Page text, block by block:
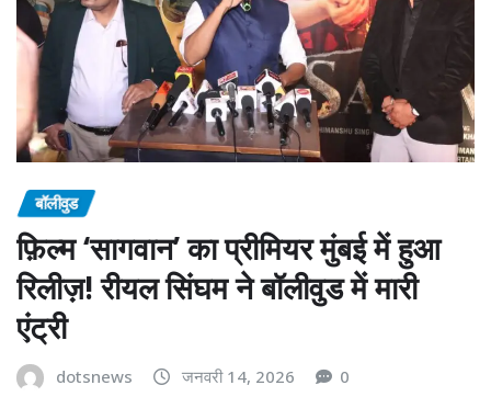
बॉलीवुड
फ़िल्म ‘सागवान’ का प्रीमियर मुंबई में हुआ
रिलीज़! रीयल सिंघम ने बॉलीवुड में मारी
एंट्री
dotsnews जनवरी 14, 2026 0